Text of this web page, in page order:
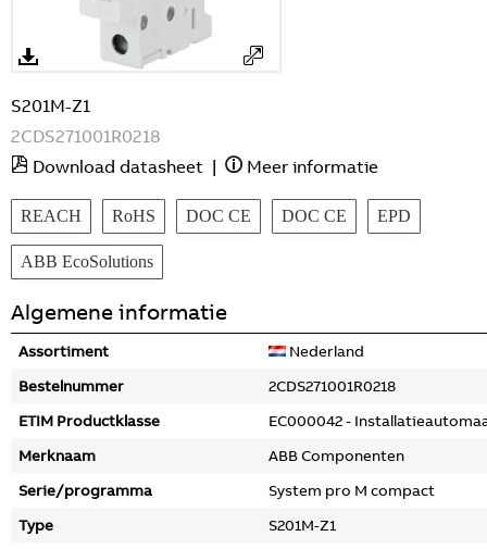
S201M-Z1
2CDS271001R0218
Download datasheet | Meer informatie
REACH RoHS DOC CE DOC CE EPD
ABB EcoSolutions
Algemene informatie
Assortiment
Nederland
Bestelnummer
2CDS271001R0218
ETIM Productklasse
EC000042 -
Merknaam
ABB Componenten
Serie/programma
System pro M compact
Type
S201M-Z1